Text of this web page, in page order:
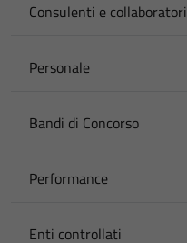
Consulenti e collaboratori
Personale
Bandi di Concorso
Performance
Enti controllati